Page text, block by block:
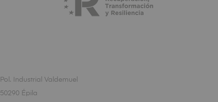
Pol. Industrial Valdemuel
50290 Épila